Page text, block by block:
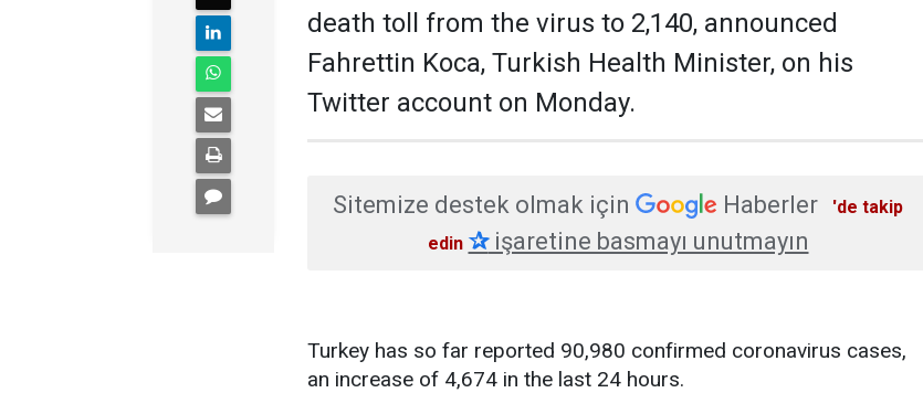
death toll from the virus to 2,140, announced
Fahrettin Koca, Turkish Health Minister, on his
Twitter account on Monday.
Sitemize destek olmak için Haberler
'de takip
edin ✰işaretine basmayı unutmayın
Turkey has so far reported 90,980 confirmed coronavirus cases,
an increase of 4,674 in the last 24 hours.